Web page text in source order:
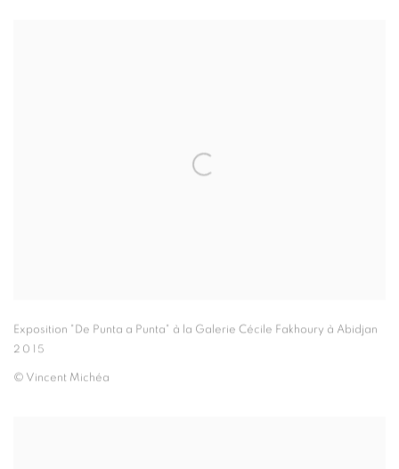
Exposition "De Punta a Punta" à la Galerie Cécile Fakhoury à Abidjan
2015
© Vincent Michéa